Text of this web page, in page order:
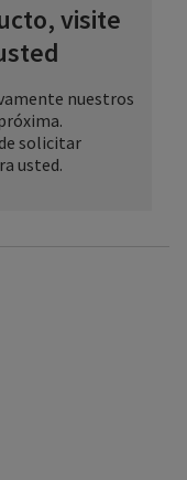
visite
nuestros
solicitar
usted.
moderna
es ideal para